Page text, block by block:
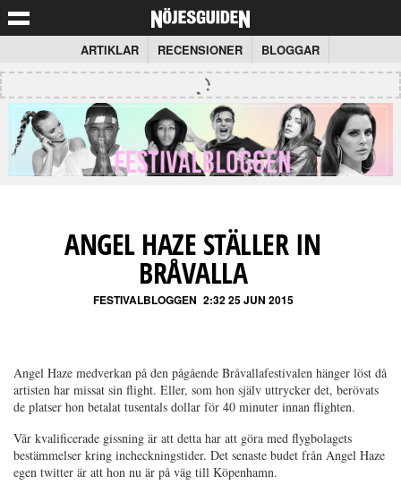
ARTIKLAR RECENSIONER BLOGGAR
ANGEL HAZE STÄLLER IN
BRÅVALLA
FESTIVALBLOGGEN 2:32 25 JUN 2015
Angel Haze medverkan på den pågående Bråvallafestivalen hänger löst då
artisten har missat sin flight. Eller, som hon själv uttrycker det, berövats
de platser hon betalat tusentals dollar för 40 minuter innan flighten.
Vår kvalificerade gissning är att detta har att göra med flygbolagets
bestämmelser kring incheckningstider. Det senaste budet från Angel Haze
egen twitter är att hon nu är på väg till Köpenhamn.